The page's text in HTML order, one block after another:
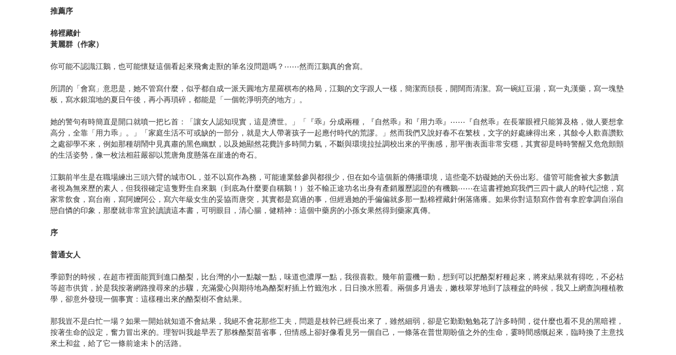
推薦序
棉裡藏針
黃麗群（作家）
你可能不認識江鵝，也可能懷疑這個看起來飛禽走獸的筆名沒問題嗎？⋯⋯然而江鵝真的會寫。
所謂的「會寫」意思是，她不管寫什麼，似乎都自成一派天圓地方星羅棋布的格局，江鵝的文字跟人一樣，簡潔而頎長，開闊而清潔。寫一碗紅豆湯，寫一丸漢藥，寫一塊墊
板，寫水銀瀉地的夏日午後，再小再瑣碎，都能是「一個乾淨明亮的地方」。
她的警句有時簡直是開口就噴一把匕首：「讓女人認知現實，這是濟世。」「『乖』分成兩種，『自然乖』和『用力乖』⋯⋯『自然乖』在長輩眼裡只能算及格，做人要想拿
高分，全靠「用力乖」。」「家庭生活不可或缺的一部分，就是大人帶著孩子一起應付時代的荒謬。」然而我們又說好春不在繁枝，文字的好處練得出來，其餘令人歡喜讚歎
之處卻學不來，例如那種胡鬧中見真肅的黑色幽默，以及她顯然花費許多時間力氣，不斷與環境拉扯調校出來的平衡感，那平衡表面非常安穩，其實卻是時時警醒又危危顫顫
的生活姿勢，像一枚法相莊嚴卻以荒唐角度懸落在崖邊的奇石。
江鵝前半生是在職場練出三頭六臂的城市OL，並不以寫作為務，可能連業餘參與都很少，但在如今這個新的傳播環境，這些毫不妨礙她的天份出彩。儘管可能會被大多數讀
者視為無來歷的素人，但我很確定這隻野生自來鵝（到底為什麼要自稱鵝！）並不輸正途功名出身有產銷履歷認證的有機鵝⋯⋯在這書裡她寫我們三四十歲人的時代記憶，寫
家常飲食，寫台南，寫阿嬤阿公，寫六年級女生的妥協而唐突，其實都是寫過的事，但經過她的手偏偏就多那一點棉裡藏針俐落痛癢。如果你對這類寫作曾有拿腔拿調自溺自
戀自憐的印象，那麼就非常宜於讀讀這本書，可明眼目，清心腸，健精神：這個中藥房的小孫女果然得到藥家真傳。
序
普通女人
季節對的時候，在超市裡面能買到進口酪梨，比台灣的小一點皺一點，味道也濃厚一點，我很喜歡。幾年前靈機一動，想到可以把酪梨籽種起來，將來結果就有得吃，不必枯
等超市供貨，於是我按著網路搜尋來的步驟，充滿愛心與期待地為酪梨籽插上竹籤泡水，日日換水照看。兩個多月過去，嫩枝翠芽地到了該種盆的時候，我又上網查詢種植教
學，卻意外發現一個事實：這樣種出來的酪梨樹不會結果。
那我豈不是白忙一場？如果一開始就知道不會結果，我絕不會花那些工夫，問題是枝幹已經長出來了，雖然細弱，卻是它勤勤勉勉花了許多時間，從什麼也看不見的黑暗裡，
按著生命的設定，奮力冒出來的。理智叫我趁早丟了那株酪梨苗省事，但情感上卻好像看見另一個自己，一條落在普世期盼值之外的生命，霎時間感慨起來，臨時換了主意找
來土和盆，給了它一條前途未卜的活路。